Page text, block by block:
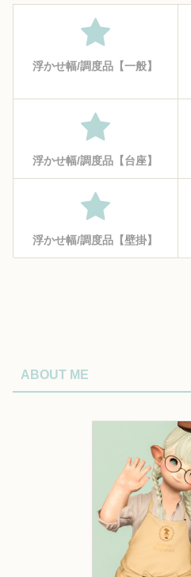
浮かせ幅/調度品【一般】
浮かせ幅/調度品【台座】
浮かせ幅/調度品【壁掛】
ABOUT ME